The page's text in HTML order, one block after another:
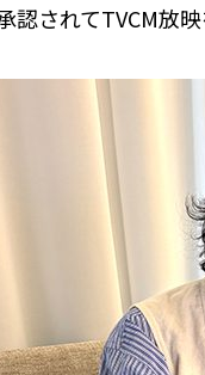
認されてTVCM放